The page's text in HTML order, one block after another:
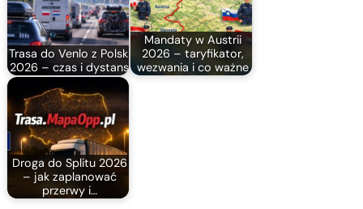
Trasa do Venlo z Polski
2026 – czas i dystans
Mandaty w Austrii
2026 – taryfikator,
wezwania i co ważne
Droga do Splitu 2026
– jak zaplanować
przerwy i…